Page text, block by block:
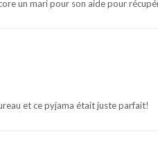
un mari pour son aide pour
et ce pyjama était juste parfait!